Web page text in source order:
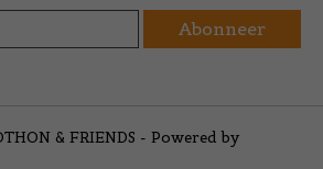
Abonneer
& FRIENDS - Powered by